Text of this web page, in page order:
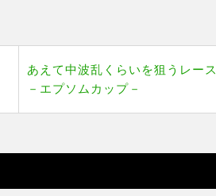
あえて中波乱くらいを狙うレース
－エプソムカップ－